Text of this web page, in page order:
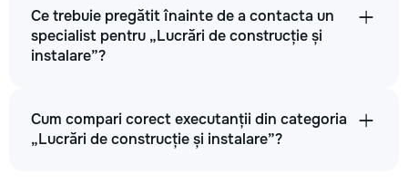
Ce trebuie pregătit înainte de a contacta un
specialist pentru „Lucrări de construcție și
instalare”?
Cum compari corect executanții din categoria
„Lucrări de construcție și instalare”?